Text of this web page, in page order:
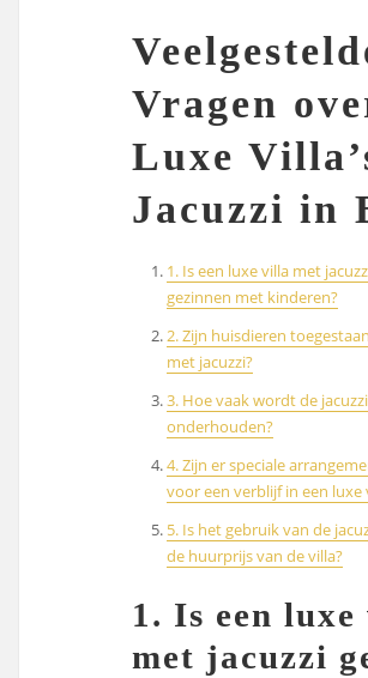
Vragen
Luxe
Jacuzzi in
1. Is een luxe villa met
gezinnen met kinderen?
2. Zijn huisdieren
met jacuzzi?
3. Hoe vaak wordt de
onderhouden?
4. Zijn er speciale
voor een verblijf in een luxe
5. Is het gebruik van de
de huurprijs van de villa?
1. Is een
met jacuzzi